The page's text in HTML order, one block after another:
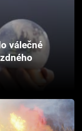
válečné